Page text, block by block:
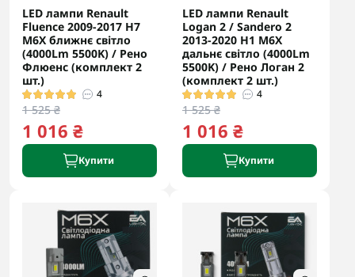
LED лампи Renault
Fluence 2009-2017 H7
M6X ближнє світло
(4000Lm 5500K) / Рено
Флюенс (комплект 2
шт.)
4
1 525 ₴
1 016 ₴
Купити
LED лампи Renault
Logan 2 / Sandero 2
2013-2020 H1 M6X
дальнє світло (4000Lm
5500K) / Рено Логан 2
(комплект 2 шт.)
4
1 525 ₴
1 016 ₴
Купити